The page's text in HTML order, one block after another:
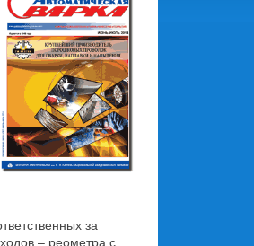
за
– реометра с